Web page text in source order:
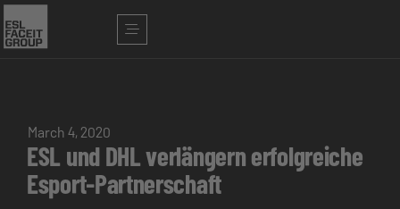
March 4, 2020
ESL und DHL verlängern erfolgreiche
Esport-Partnerschaft